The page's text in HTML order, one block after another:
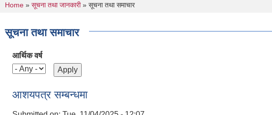
You are here
Home » सूचना तथा जानकारी» सूचना तथा समाचार
सूचना तथा समाचार
आर्थिक वर्ष
आशयपत्र सम्बन्धमा